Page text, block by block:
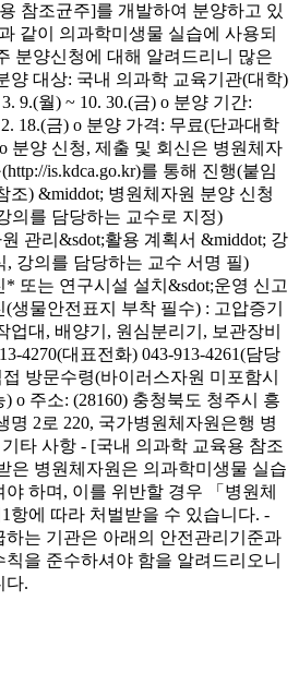
참조균주]를 개발하여 분양하고 있
같이 의과학미생물 실습에 사용되
분양신청에 대해 알려드리니 많은
양 대상: 국내 의과학 교육기관(대학)
9.(월) ~ 10. 30.(금) o 분양 기간:
18.(금) o 분양 가격: 무료(단과대학
분양 신청, 제출 및 회신은 병원체자
is.kdca.go.kr)를 통해 진행(붙임
조) &middot; 병원체자원 분양 신청
의를 담당하는 교수로 지정)
관리&sdot;활용 계획서 &middot; 강
, 강의를 담당하는 교수 서명 필)
* 또는 연구시설 설치&sdot;운영 신고
생물안전표지 부착 필수) : 고압증기
업대, 배양기, 원심분리기, 보관장비
4270(대표전화) 043-913-4261(담당
방문수령(바이러스자원 미포함시
o 주소: (28160) 충청북도 청주시 흥
명 2로 220, 국가병원체자원은행 병
타 사항 - [국내 의과학 교육용 참조
은 병원체자원은 의과학미생물 실습
하며, 이를 위반할 경우 「병원체
항에 따라 처벌받을 수 있습니다. -
하는 기관은 아래의 안전관리기준과
을 준수하셔야 함을 알려드리오니
다.